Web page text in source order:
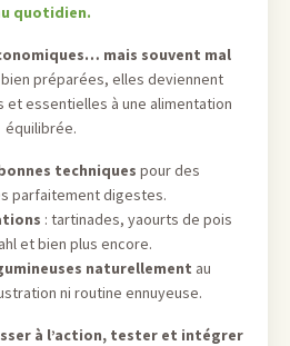
quotidien.
mais souvent mal
préparées, elles deviennent
essentielles à une alimentation
équilibrée.
techniques pour des
parfaitement digestes.
: tartinades, yaourts de pois
et bien plus encore.
naturellement au
ni routine ennuyeuse.
à l’action, tester et intégrer